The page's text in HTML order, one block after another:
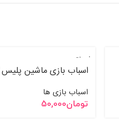
فروخت
ه شده
اسباب بازی ماشین پلیس 3 تایی
اسباب بازی ها
تومان50,000